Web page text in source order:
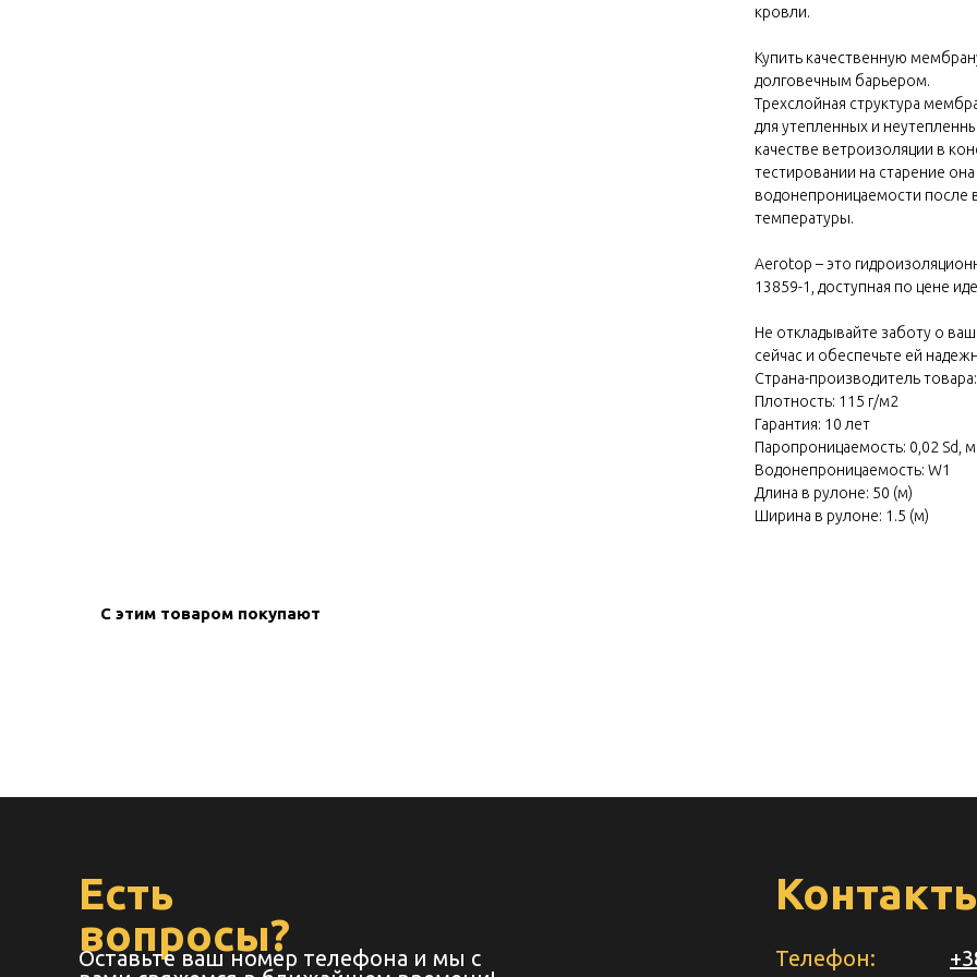
Zero block
кровли.
Купить качественную
долговечным барьером.
Трехслойная структура
для утепленных и
качестве ветроизоляции в
тестировании на старение
водонепроницаемости после
температуры.
Aerotop – это
13859-1, доступная по цене
Не откладывайте заботу о
сейчас и обеспечьте ей
Страна-производитель
Плотность: 115 г/м2
Гарантия: 10 лет
Паропроницаемость: 0,02 Sd, м
Водонепроницаемость: W1
Длина в рулоне: 50 (м)
Ширина в рулоне: 1.5 (м)
С этим товаром покупают
Телефон:
Есть
вопросы?
Оставьте ваш номер телефона и мы с